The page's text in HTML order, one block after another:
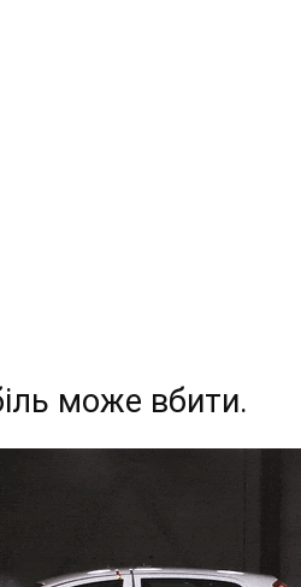
може вбити.